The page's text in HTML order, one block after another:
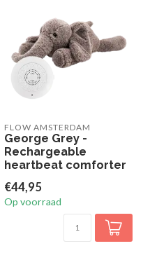
FLOW AMSTERDAM
George Grey -
Rechargeable
heartbeat comforter
€44,95
Op voorraad